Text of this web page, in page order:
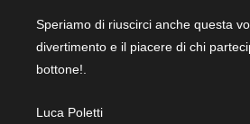
Speriamo di riuscirci anche questa
divertimento e il piacere di chi
bottone!.
Luca Poletti